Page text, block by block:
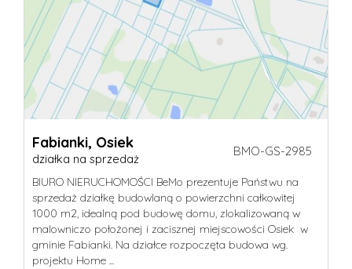
Fabianki, Osiek
działka na sprzedaż
BMO-GS-2985
BIURO NIERUCHOMOŚCI BeMo prezentuje Państwu na
sprzedaż działkę budowlaną o powierzchni całkowitej
1000 m2, idealną pod budowę domu, zlokalizowaną w
malowniczo położonej i zacisznej miejscowości Osiek w
gminie Fabianki. Na działce rozpoczęta budowa wg.
projektu Home ...